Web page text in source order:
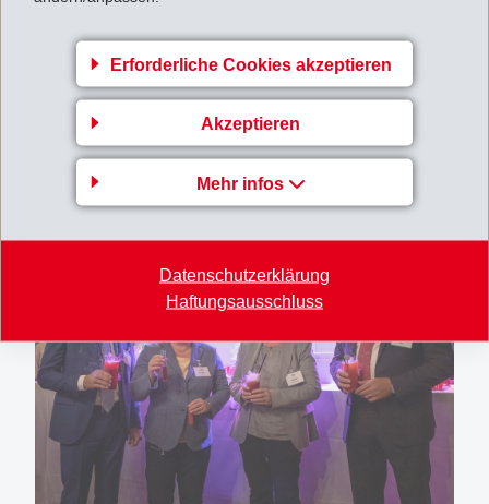
Erforderliche Cookies akzeptieren
Akzeptieren
Mehr infos
Datenschutzerklärung
Haftungsausschluss
bereits auf der Schiene transportiert!
Die höchste Bündnerin, Standespräsidentin Aita
Zanetti, dankte der EMS-CHEMIE für ihr Engagement
für den Kanton als Arbeitgeberin, in der Ausbildung, als
Steuerzahlerin und im sozialen und kulturellen Bereich.